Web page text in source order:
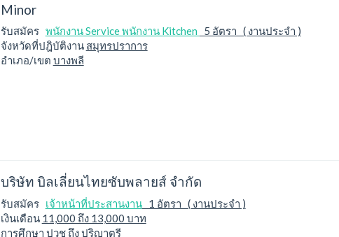
Minor
รับสมัคร พนักงาน Service พนักงาน Kitchen
5 อัตรา ( งานประจำ )
จังหวัดที่ปฎิบัติงาน สมุทรปราการ
อำเภอ/เขต บางพลี
บริษัท บิลเลี่ยนไทยซับพลายส์ จำกัด
รับสมัคร เจ้าหน้าที่ประสานงาน1 อัตรา ( งานประจำ )
เงินเดือน 11,000 ถึง 13,000 บาท
การศึกษา ปวช ถึง ปริญาตรี